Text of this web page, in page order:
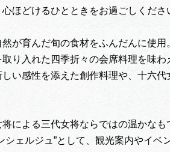
ほどけるひとときをお過ごしくださ
が育んだ旬の食材をふんだんに使用
り入れた四季折々の会席料理を味わ
い感性を添えた創作料理や、十六
による三代女将ならではの温かなも
シェルジュ”として、観光案内やイ